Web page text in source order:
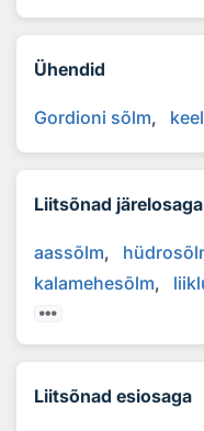
Ühendid
Gordioni sõlm
Liitsõnad järelosaga
aassõlm
kalamehesõlm
Liitsõnad esiosaga